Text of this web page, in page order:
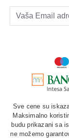
Sve cene su
Maksimalno
budu prikazani sa
ne možemo